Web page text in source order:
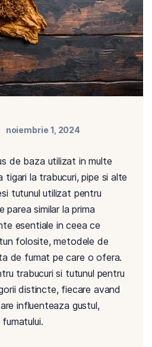
noiembrie 1, 2024
de baza utilizat in multe
la trabucuri, pipe si alte
tutunul utilizat pentru
similar la prima
esentiale in ceea ce
folosite, metodele de
de fumat pe care o ofera.
trabucuri si tutunul pentru
distincte, fiecare avand
influenteaza gustul,